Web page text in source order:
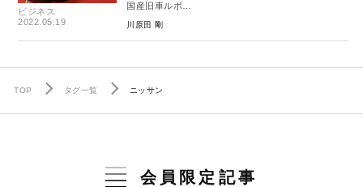
ビジネス
2022.05.19
国産旧車ルポ
「旧車狂想曲」前編
川原田 剛
TOP タグ一覧 ニッサン
会員限定記事